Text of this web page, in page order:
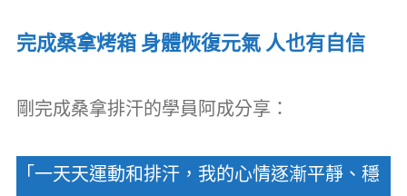
完成桑拿烤箱 身體恢復元氣 人也有自信
剛完成桑拿排汗的學員阿成分享：
「一天天運動和排汗，我的心情逐漸平靜、穩